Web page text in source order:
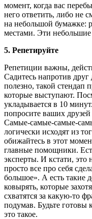
момент, когда вас
него ответить, либо не
на небольшой бумажке:
местами. Эти небольшие
5. Репетируйте
Репетиции важны,
Садитесь напротив
полезно, такой стендап
которые выступают.
укладывается в 10
попросите ваших
Самые-самые-самые-
логически исходят из
обижайтесь в этот
главные помощники.
эксперты. И кстати,
просто все про себя
большое». А есть такие
ковырять, которые
схватятся за какую-то
подумав. Будьте готовы
это такое.